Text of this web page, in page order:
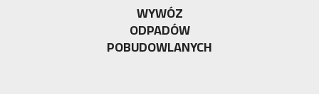
WYWÓZ
ODPADÓW
POBUDOWLANYCH